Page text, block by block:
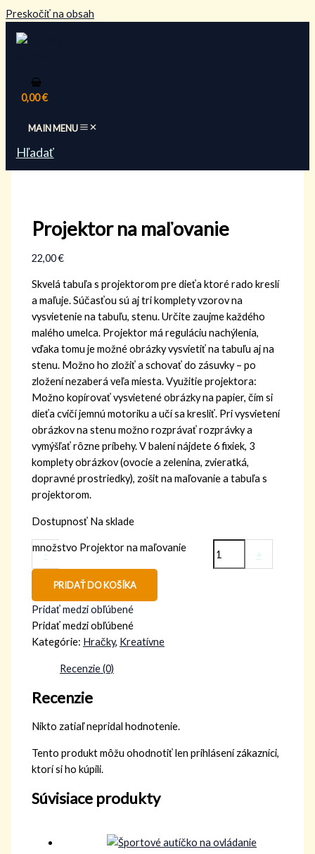
Preskočiť na obsah
0,00€
MAIN MENU
Hľadať
Projektor na maľovanie
22,00€
Skvelá tabuľa s projektorom pre dieťa ktoré rado kreslí
a maľuje. Súčasťou sú aj tri komplety vzorov na
vysvietenie na tabuľu, stenu. Určite zaujme každého
malého umelca. Projektor má reguláciu nachýlenia,
vďaka tomu je možné obrázky vysvietiť na tabuľu aj na
stenu. Možno ho zložiť a schovať do zásuvky – po
zložení nezaberá veľa miesta. Využitie projektora:
Možno kopírovať vysvietené obrázky na papier, čím si
dieťa cvičí jemnú motoriku a učí sa kresliť. Pri vysvietení
obrázkov na stenu možno rozprávať rozprávky a
vymýšľať rôzne príbehy. V balení nájdete 6 fixiek, 3
komplety obrázkov (ovocie a zelenina, zvieratká,
dopravné prostriedky), zošit na maľovanie a tabuľa s
projektorom.
Dostupnosť Na sklade
-
množstvo Projektor na maľovanie
+
PRIDAŤ DO KOŠÍKA
Pridať medzi obľúbené
Pridať medzi obľúbené
Kategórie: Hračky, Kreatívne
Recenzie (0)
Recenzie
Nikto zatiaľ nepridal hodnotenie.
Tento produkt môžu ohodnotiť len prihlásení zákazníci,
ktorí si ho kúpili.
Súvisiace produkty